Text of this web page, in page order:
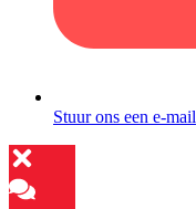
Stuur ons een e-mail